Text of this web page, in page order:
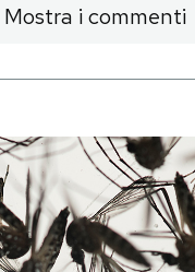
Mostra i commenti